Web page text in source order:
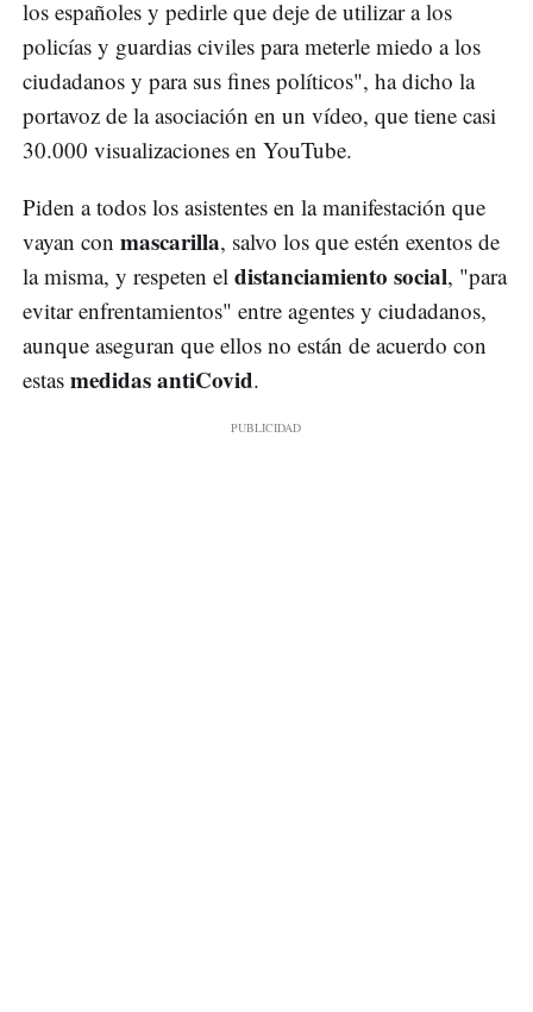
los españoles y pedirle que deje de utilizar a los
policías y guardias civiles para meterle miedo a los
ciudadanos y para sus fines políticos", ha dicho la
portavoz de la asociación en un vídeo, que tiene casi
30.000 visualizaciones en YouTube.
Piden a todos los asistentes en la manifestación que
vayan con mascarilla, salvo los que estén exentos de
la misma, y respeten el distanciamiento social, "para
evitar enfrentamientos" entre agentes y ciudadanos,
aunque aseguran que ellos no están de acuerdo con
estas medidas antiCovid.